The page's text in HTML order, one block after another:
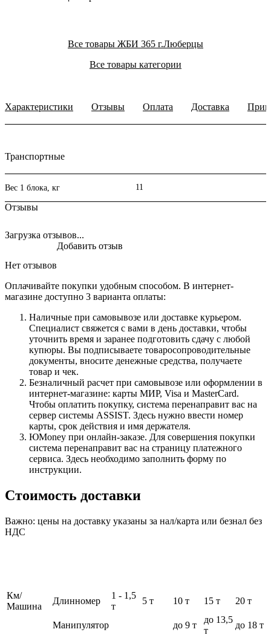
Все товары ЖБИ 365 г.Люберцы
Все товары категории
Характеристики Отзывы Оплата Доставка
Транспортные
Вес 1 блока, кг 11
Отзывы
Загрузка отзывов...
Нет отзывов
Добавить отзыв
Оплачивайте покупки удобным способом. В интернет-
магазине доступно 3 варианта оплаты:
Наличные при самовывозе или доставке курьером.
Специалист свяжется с вами в день доставки, чтобы
уточнить время и заранее подготовить сдачу с любой
купюры. Вы подписываете товаросопроводительные
документы, вносите денежные средства, получаете
товар и чек.
Безналичный расчет при самовывозе или оформлении в
интернет-магазине: карты МИР, Visa и MasterCard.
Чтобы оплатить покупку, система перенаправит вас на
сервер системы ASSIST. Здесь нужно ввести номер
карты, срок действия и имя держателя.
ЮMoney при онлайн-заказе. Для совершения покупки
система перенаправит вас на страницу платежного
сервиса. Здесь необходимо заполнить форму по
инструкции.
Стоимость доставки
Важно: цены на доставку указаны за нал/карта или безнал без
НДС
Км/
Машина
Длинномер
1 - 1,5
т
5 т 10 т 15 т 20 т
Манипулятор до 9 т
до 13,5
т
до 18 т